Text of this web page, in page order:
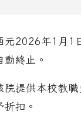
元2026年1月
動終止。
院提供本校教
扣。